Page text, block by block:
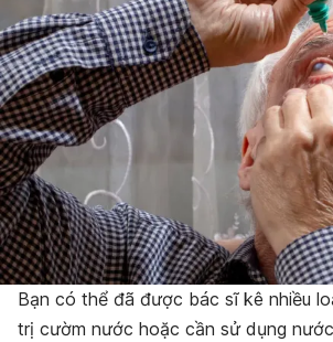
Bạn có thể đã được bác sĩ kê nhiều
trị cườm nước hoặc cần sử dụng